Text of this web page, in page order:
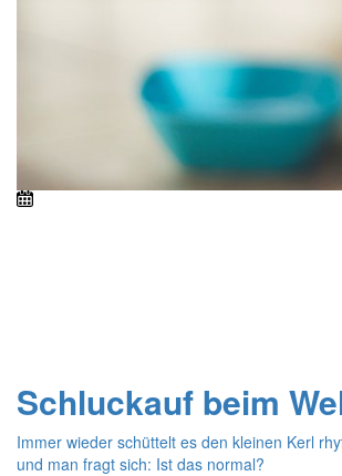
Schluckauf beim
Immer wieder schüttelt es den kleinen Kerl
und man fragt sich: Ist das normal?